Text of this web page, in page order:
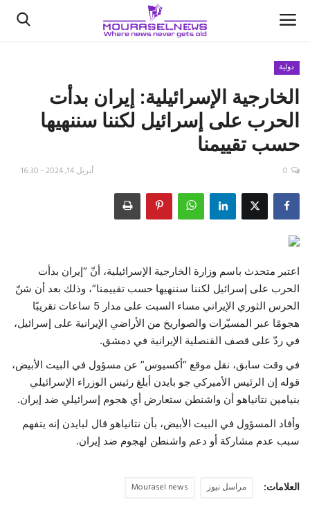
الأخبار
كتّابنا
السعودية
اقتصاد
علوم وتكنولوجيا
رياضة
فيديو
حياة
دولية
الخارجية الإسرائيلية: إيران بدأت
الحرب على إسرائيل لكننا سننهيها
حسب تقييمنا
أبريل 14, 2024 - 16:30 0
اعتبر متحدث باسم وزارة الخارجية الإسرائيلية، أنّ “إيران بدأت
الحرب على إسرائيل لكننا سننهيها حسب تقييمنا”، وذلك بعد أن شنّ
الحرس الثوري الإيراني مساء السبت على مدار 5 ساعات تقريبًا
هجومًا عبر المسيّرات والصواريخ من الأراضي الإيرانية على إسرائيل،
في ردّ على قصف القنصلية الإيرانية في دمشق.
في وقت سابق، نقل موقع “أكسيوس” عن مسؤول في البيت الأبيض،
قوله إن الرئيس الأميركي جو بايدن أبلغ رئيس الوزراء الإسرائيلي
بنيامين نتانياهو أن واشنطن ستعارض أي هجوم إسرائيلي ضد إيران.
وأفاد المسؤول في البيت الأبيض، بأن نتانياهو قال لبايدن إنه يتفهم
سبب عدم مشاركة أو دعم واشنطن لهجوم ضد إيران.
العلامات: مراسل نيوز Mourasel news